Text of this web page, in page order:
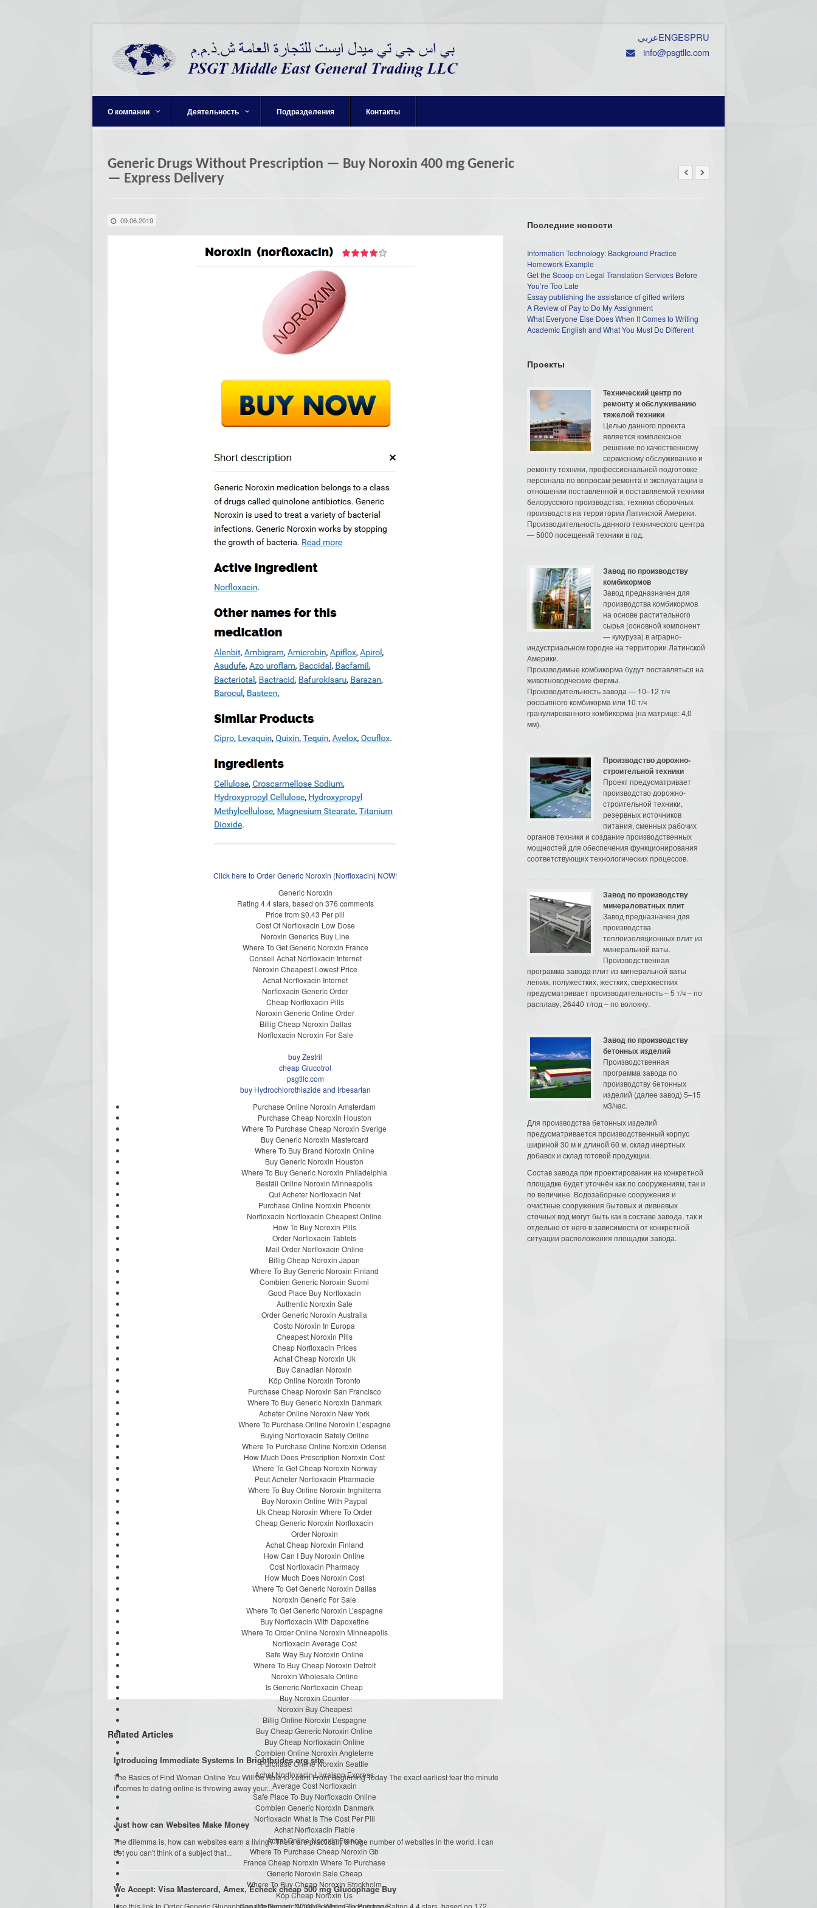
عربيENGESPRU
info@psgtllc.com
О компании Деятельность Подразделения Контакты
Generic Drugs Without Prescription — Buy Noroxin 400 mg Generic
— Express Delivery
09.06.2019
Click here to Order Generic Noroxin (Norfloxacin) NOW!
Generic Noroxin
Rating 4.4stars, based on 376 comments
Price from $0.43 Per pill
Cost Of Norfloxacin Low Dose
Noroxin Generics Buy Line
Where To Get Generic Noroxin France
Conseil Achat Norfloxacin Internet
Noroxin Cheapest Lowest Price
Achat Norfloxacin Internet
Norfloxacin Generic Order
Cheap Norfloxacin Pills
Noroxin Generic Online Order
Billig Cheap Noroxin Dallas
Norfloxacin Noroxin For Sale
buy Zestril
cheap Glucotrol
psgtllc.com
buy Hydrochlorothiazide and Irbesartan
Purchase Online Noroxin Amsterdam
Purchase Cheap Noroxin Houston
Where To Purchase Cheap Noroxin Sverige
Buy Generic Noroxin Mastercard
Where To Buy Brand Noroxin Online
Buy Generic Noroxin Houston
Where To Buy Generic Noroxin Philadelphia
Beställ Online Noroxin Minneapolis
Qui Acheter Norfloxacin Net
Purchase Online Noroxin Phoenix
Norfloxacin Norfloxacin Cheapest Online
How To Buy Noroxin Pills
Order Norfloxacin Tablets
Mail Order Norfloxacin Online
Billig Cheap Noroxin Japan
Where To Buy Generic Noroxin Finland
Combien Generic Noroxin Suomi
Good Place Buy Norfloxacin
Authentic Noroxin Sale
Order Generic Noroxin Australia
Costo Noroxin In Europa
Cheapest Noroxin Pills
Cheap Norfloxacin Prices
Achat Cheap Noroxin Uk
Buy Canadian Noroxin
Köp Online Noroxin Toronto
Purchase Cheap Noroxin San Francisco
Where To Buy Generic Noroxin Danmark
Acheter Online Noroxin New York
Where To Purchase Online Noroxin L’espagne
Buying Norfloxacin Safely Online
Where To Purchase Online Noroxin Odense
How Much Does Prescription Noroxin Cost
Where To Get Cheap Noroxin Norway
Peut Acheter Norfloxacin Pharmacie
Where To Buy Online Noroxin Inghilterra
Buy Noroxin Online With Paypal
Uk Cheap Noroxin Where To Order
Cheap Generic Noroxin Norfloxacin
Order Noroxin
Achat Cheap Noroxin Finland
How Can I Buy Noroxin Online
Cost Norfloxacin Pharmacy
How Much Does Noroxin Cost
Where To Get Generic Noroxin Dallas
Noroxin Generic For Sale
Where To Get Generic Noroxin L’espagne
Buy Norfloxacin With Dapoxetine
Where To Order Online Noroxin Minneapolis
Norfloxacin Average Cost
Safe Way Buy Noroxin Online
Where To Buy Cheap Noroxin Detroit
Noroxin Wholesale Online
Is Generic Norfloxacin Cheap
Buy Noroxin Counter
Noroxin Buy Cheapest
Billig Online Noroxin L’espagne
Buy Cheap Generic Noroxin Online
Buy Cheap Norfloxacin Online
Combien Online Noroxin Angleterre
Purchase Online Noroxin Seattle
Achat Norfloxacin Livraison Express
Average Cost Norfloxacin
Safe Place To Buy Norfloxacin Online
Combien Generic Noroxin Danmark
Norfloxacin What Is The Cost Per Pill
Achat Norfloxacin Fiable
Achat Online Noroxin France
Where To Purchase Cheap Noroxin Gb
France Cheap Noroxin Where To Purchase
Generic Noroxin Sale Cheap
Where To Buy Cheap Noroxin Stockholm
Köp Cheap Noroxin Us
Canada Generic Noroxin Where To Purchase
Related Articles
Introducing Immediate Systems In Brightbrides org site
The Basics of Find Woman Online You Will be Able to Learn From Beginning Today The exact earliest fear the minute
it comes to dating online is throwing away your...
Just how can Websites Make Money
The dilemma is, how can websites earn a living? There are practically a huge number of websites in the world. I can
bet you can't think of a subject that...
We Accept: Visa Mastercard, Amex, Echeck cheap 500 mg Glucophage Buy
Use this link to Order Generic Glucophage (Metformin) NOW! Generic Glucophage Rating 4.4 stars, based on 172
Последние новости
Information Technology: Background Practice
Homework Example
Get the Scoop on Legal Translation Services Before
You’re Too Late
Essay publishing the assistance of gifted writers
A Review of Pay to Do My Assignment
What Everyone Else Does When It Comes to Writing
Academic English and What You Must Do Different
Проекты
Технический центр по
ремонту и обслуживанию
тяжелой техники
Целью данного проекта
является комплексное
решение по качественному
сервисному обслуживанию и
ремонту техники, профессиональной подготовке
персонала по вопросам ремонта и эксплуатации в
отношении поставленной и поставляемой техники
белорусского производства, техники сборочных
производств на территории Латинской Америки.
Производительность данного технического центра
— 5000 посещений техники в год.
Завод по производству
комбикормов
Завод предназначен для
производства комбикормов
на основе растительного
сырья (основной компонент
— кукуруза) в аграрно-
индустриальном городке на территории Латинской
Америки.
Производимые комбикорма будут поставляться на
животноводческие фермы.
Производительность завода — 10–12 т/ч
россыпного комбикорма или 10 т/ч
гранулированного комбикорма (на матрице: 4,0
мм).
Производство дорожно-
строительной техники
Проект предусматривает
производство дорожно-
строительной техники,
резервных источников
питания, сменных рабочих
органов техники и создание производственных
мощностей для обеспечения функционирования
соответствующих технологических процессов.
Завод по производству
минераловатных плит
Завод предназначен для
производства
теплоизоляционных плит из
минеральной ваты.
Производственная
программа завода плит из минеральной ваты
легких, полужестких, жестких, сверхжестких
предусматривает производительность – 5 т/ч – по
расплаву, 26440 т/год – по волокну.
Завод по производству
бетонных изделий
Производственная
программа завода по
производству бетонных
изделий (далее завод) 5–15
м3/час.
Для производства бетонных изделий
предусматривается производственный корпус
шириной 30 м и длиной 60 м, склад инертных
добавок и склад готовой продукции.
Состав завода при проектировании на конкретной
площадке будет уточнён как по сооружениям, так и
по величине. Водозаборные сооружения и
очистные сооружения бытовых и ливневых
сточных вод могут быть как в составе завода, так и
отдельно от него в зависимости от конкретной
ситуации расположения площадки завода.